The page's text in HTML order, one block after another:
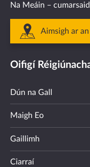
Na Meáin –
Aimsigh ar
Oifigí
Dún na Gall
Maigh Eo
Gaillimh
Ciarraí